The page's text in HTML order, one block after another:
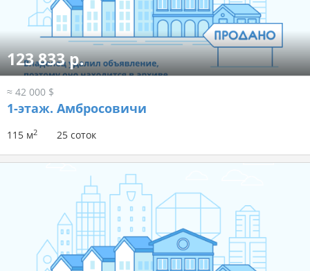
123 833 р.
≈ 42 000 $
1-этаж. Амбросовичи
115 м2 25 соток